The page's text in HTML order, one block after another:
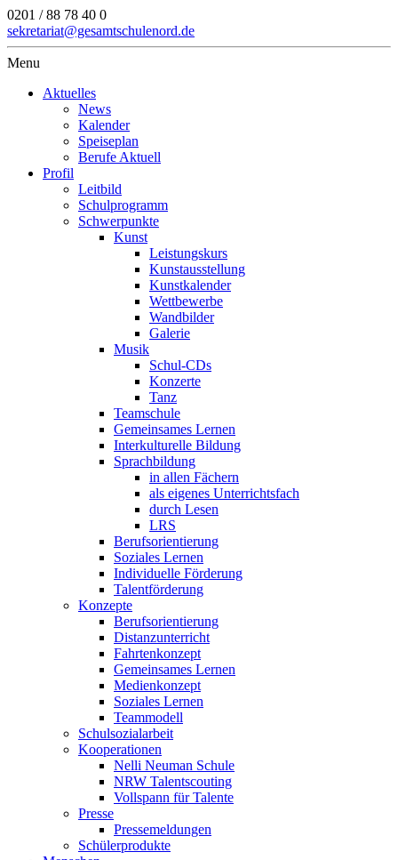
0201 / 88 78 40 0
sekretariat@gesamtschulenord.de
Menu
Aktuelles
News
Kalender
Speiseplan
Berufe Aktuell
Profil
Leitbild
Schulprogramm
Schwerpunkte
Kunst
Leistungskurs
Kunstausstellung
Kunstkalender
Wettbewerbe
Wandbilder
Galerie
Musik
Schul-CDs
Konzerte
Tanz
Teamschule
Gemeinsames Lernen
Interkulturelle Bildung
Sprachbildung
in allen Fächern
als eigenes Unterrichtsfach
durch Lesen
LRS
Berufsorientierung
Soziales Lernen
Individuelle Förderung
Talentförderung
Konzepte
Berufsorientierung
Distanzunterricht
Fahrtenkonzept
Gemeinsames Lernen
Medienkonzept
Soziales Lernen
Teammodell
Schulsozialarbeit
Kooperationen
Nelli Neuman Schule
NRW Talentscouting
Vollspann für Talente
Presse
Pressemeldungen
Schülerprodukte